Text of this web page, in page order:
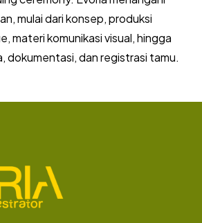
mulai dari konsep, produksi
materi komunikasi visual, hingga
dokumentasi, dan registrasi tamu.